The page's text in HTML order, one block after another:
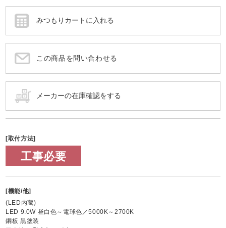
この商品を問い合わせる
[取付方法]
工事必要
[機能/他]
(LED内蔵)
LED 9.0W 昼白色～電球色／5000K～2700K
鋼板 黒塗装